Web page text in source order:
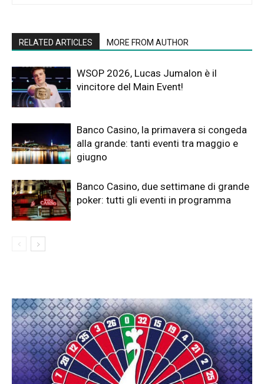
RELATED ARTICLES MORE FROM AUTHOR
WSOP 2026, Lucas Jumalon è il
vincitore del Main Event!
Banco Casino, la primavera si congeda
alla grande: tanti eventi tra maggio e
giugno
Banco Casino, due settimane di grande
poker: tutti gli eventi in programma